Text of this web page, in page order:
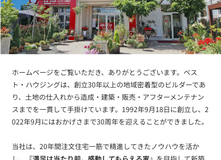
ホームページをご覧いただき、ありがとうございます。ベス
ト・ハウジングは、創立30年以上の地域密着型のビルダーであ
り、土地の仕入れから造成・建築・販売・アフターメンテナン
スまでを一貫して手掛けています。1992年9月18日に創立し、2
022年9月にはおかげさまで30周年を迎えることができました。
当社は、20年間注文住宅一筋で精進してきたノウハウを活か